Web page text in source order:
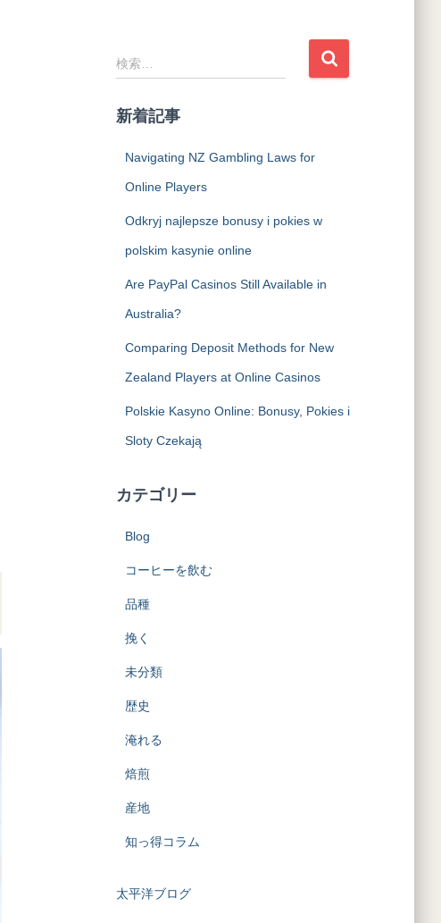
検
索
検索…
新着記事
Navigating NZ Gambling Laws for
Online Players
Odkryj najlepsze bonusy i pokies w
polskim kasynie online
Are PayPal Casinos Still Available in
Australia?
Comparing Deposit Methods for New
Zealand Players at Online Casinos
Polskie Kasyno Online: Bonusy, Pokies i
Sloty Czekają
カテゴリー
Blog
コーヒーを飲む
品種
挽く
未分類
歴史
淹れる
焙煎
産地
知っ得コラム
太平洋ブログ